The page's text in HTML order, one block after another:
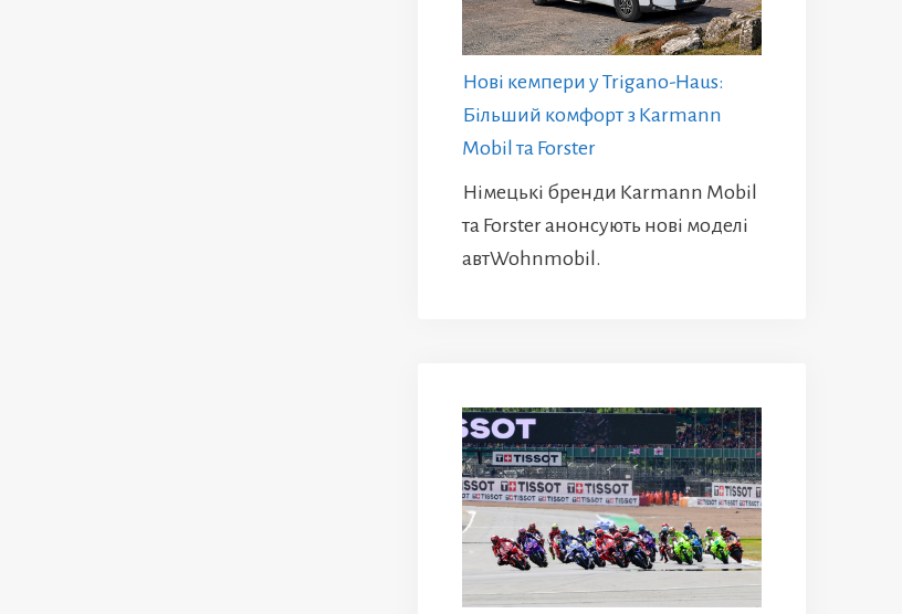
Нові кемпери у Trigano-Haus:
Більший комфорт з Karmann
Mobil та Forster
Німецькі бренди Karmann Mobil
та Forster анонсують нові моделі
автWohnmobil.